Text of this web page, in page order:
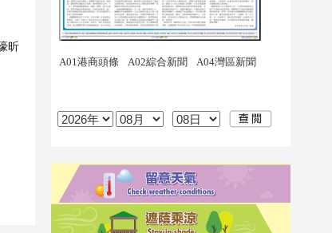
昕